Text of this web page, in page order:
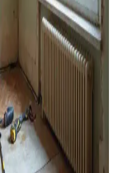
olarak boyanması, doğru astar
birkaç yıl dayanabilir. Ancak
kalıcı çözüm değildir.
Kurşun Bazlı
ve Yöntemleri
bazlı eski boyaların
ve ıslak zımpara
koruması için güvenlik
Bazlı Boya
Çözüm Yolları
bazlı boya uygulandığında
Sorunun nedenleri, kiracı
detaylı şekilde ele